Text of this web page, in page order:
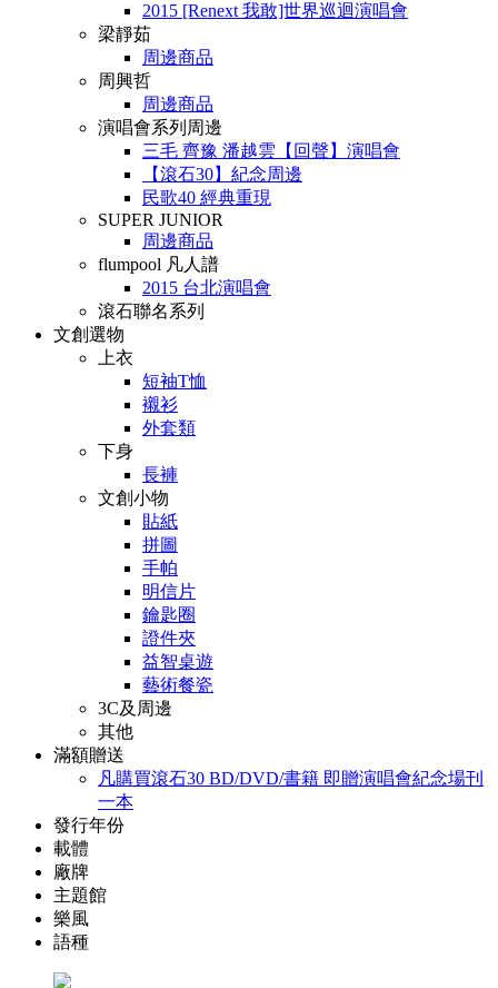
2015 [Renext 我敢]世界巡迴演唱會
梁靜茹
周邊商品
周興哲
周邊商品
演唱會系列周邊
三毛 齊豫 潘越雲【回聲】演唱會
【滾石30】紀念周邊
民歌40 經典重現
SUPER JUNIOR
周邊商品
flumpool 凡人譜
2015 台北演唱會
滾石聯名系列
文創選物
上衣
短袖T恤
襯衫
外套類
下身
長褲
文創小物
貼紙
拼圖
手帕
明信片
鑰匙圈
證件夾
益智桌遊
藝術餐瓷
3C及周邊
其他
滿額贈送
凡購買滾石30 BD/DVD/書籍 即贈演唱會紀念場刊
一本
發行年份
載體
廠牌
主題館
樂風
語種